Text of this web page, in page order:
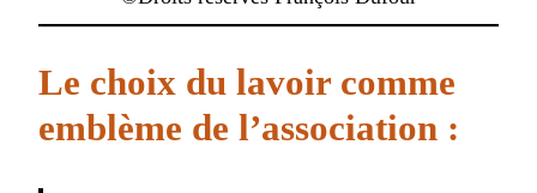
Le choix du lavoir comme
emblème de l’association :